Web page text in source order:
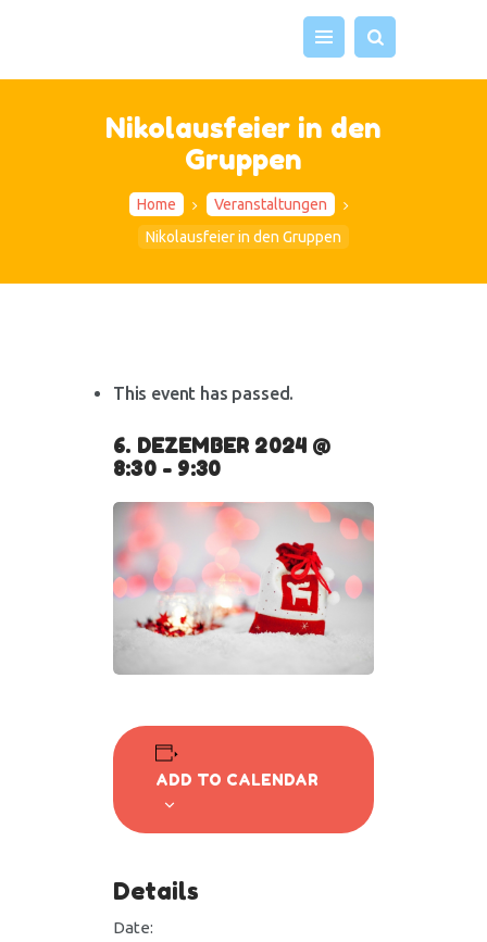
Nikolausfeier in den
Gruppen
Home
Veranstaltungen
Nikolausfeier in den Gruppen
This event has passed.
6. DEZEMBER 2024 @
8:30- 9:30
ADD TO CALENDAR
Details
Date: